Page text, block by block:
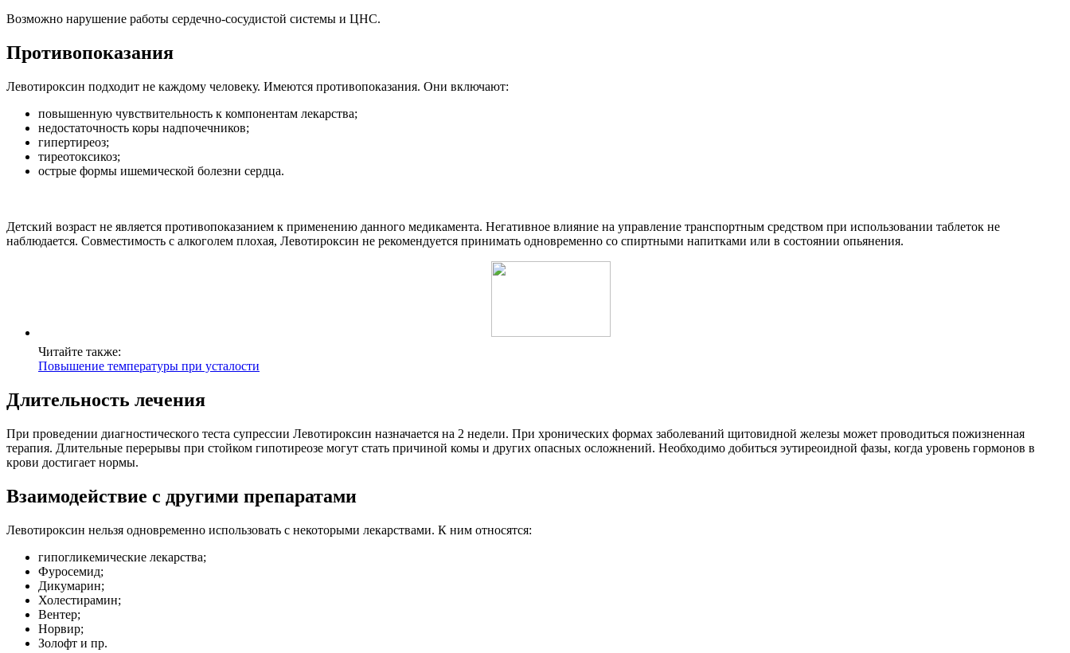
Возможно нарушение работы сердечно-сосудистой системы и ЦНС.
Противопоказания
Левотироксин подходит не каждому человеку. Имеются противопоказания. Они включают:
повышенную чувствительность к компонентам лекарства;
недостаточность коры надпочечников;
гипертиреоз;
тиреотоксикоз;
острые формы ишемической болезни сердца.
Детский возраст не является противопоказанием к применению данного медикамента. Негативное влияние на управление транспортным средством при использовании таблеток не
наблюдается. Совместимость с алкоголем плохая, Левотироксин не рекомендуется принимать одновременно со спиртными напитками или в состоянии опьянения.
Читайте также:
Повышение температуры при усталости
Длительность лечения
При проведении диагностического теста супрессии Левотироксин назначается на 2 недели. При хронических формах заболеваний щитовидной железы может проводиться пожизненная
терапия. Длительные перерывы при стойком гипотиреозе могут стать причиной комы и других опасных осложнений. Необходимо добиться эутиреоидной фазы, когда уровень гормонов в
крови достигает нормы.
Взаимодействие с другими препаратами
Левотироксин нельзя одновременно использовать с некоторыми лекарствами. К ним относятся:
гипогликемические лекарства;
Фуросемид;
Дикумарин;
Холестирамин;
Вентер;
Норвир;
Золофт и пр.